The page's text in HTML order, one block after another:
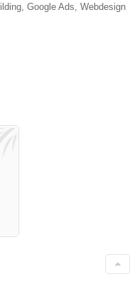
Google Ads, Webdesign